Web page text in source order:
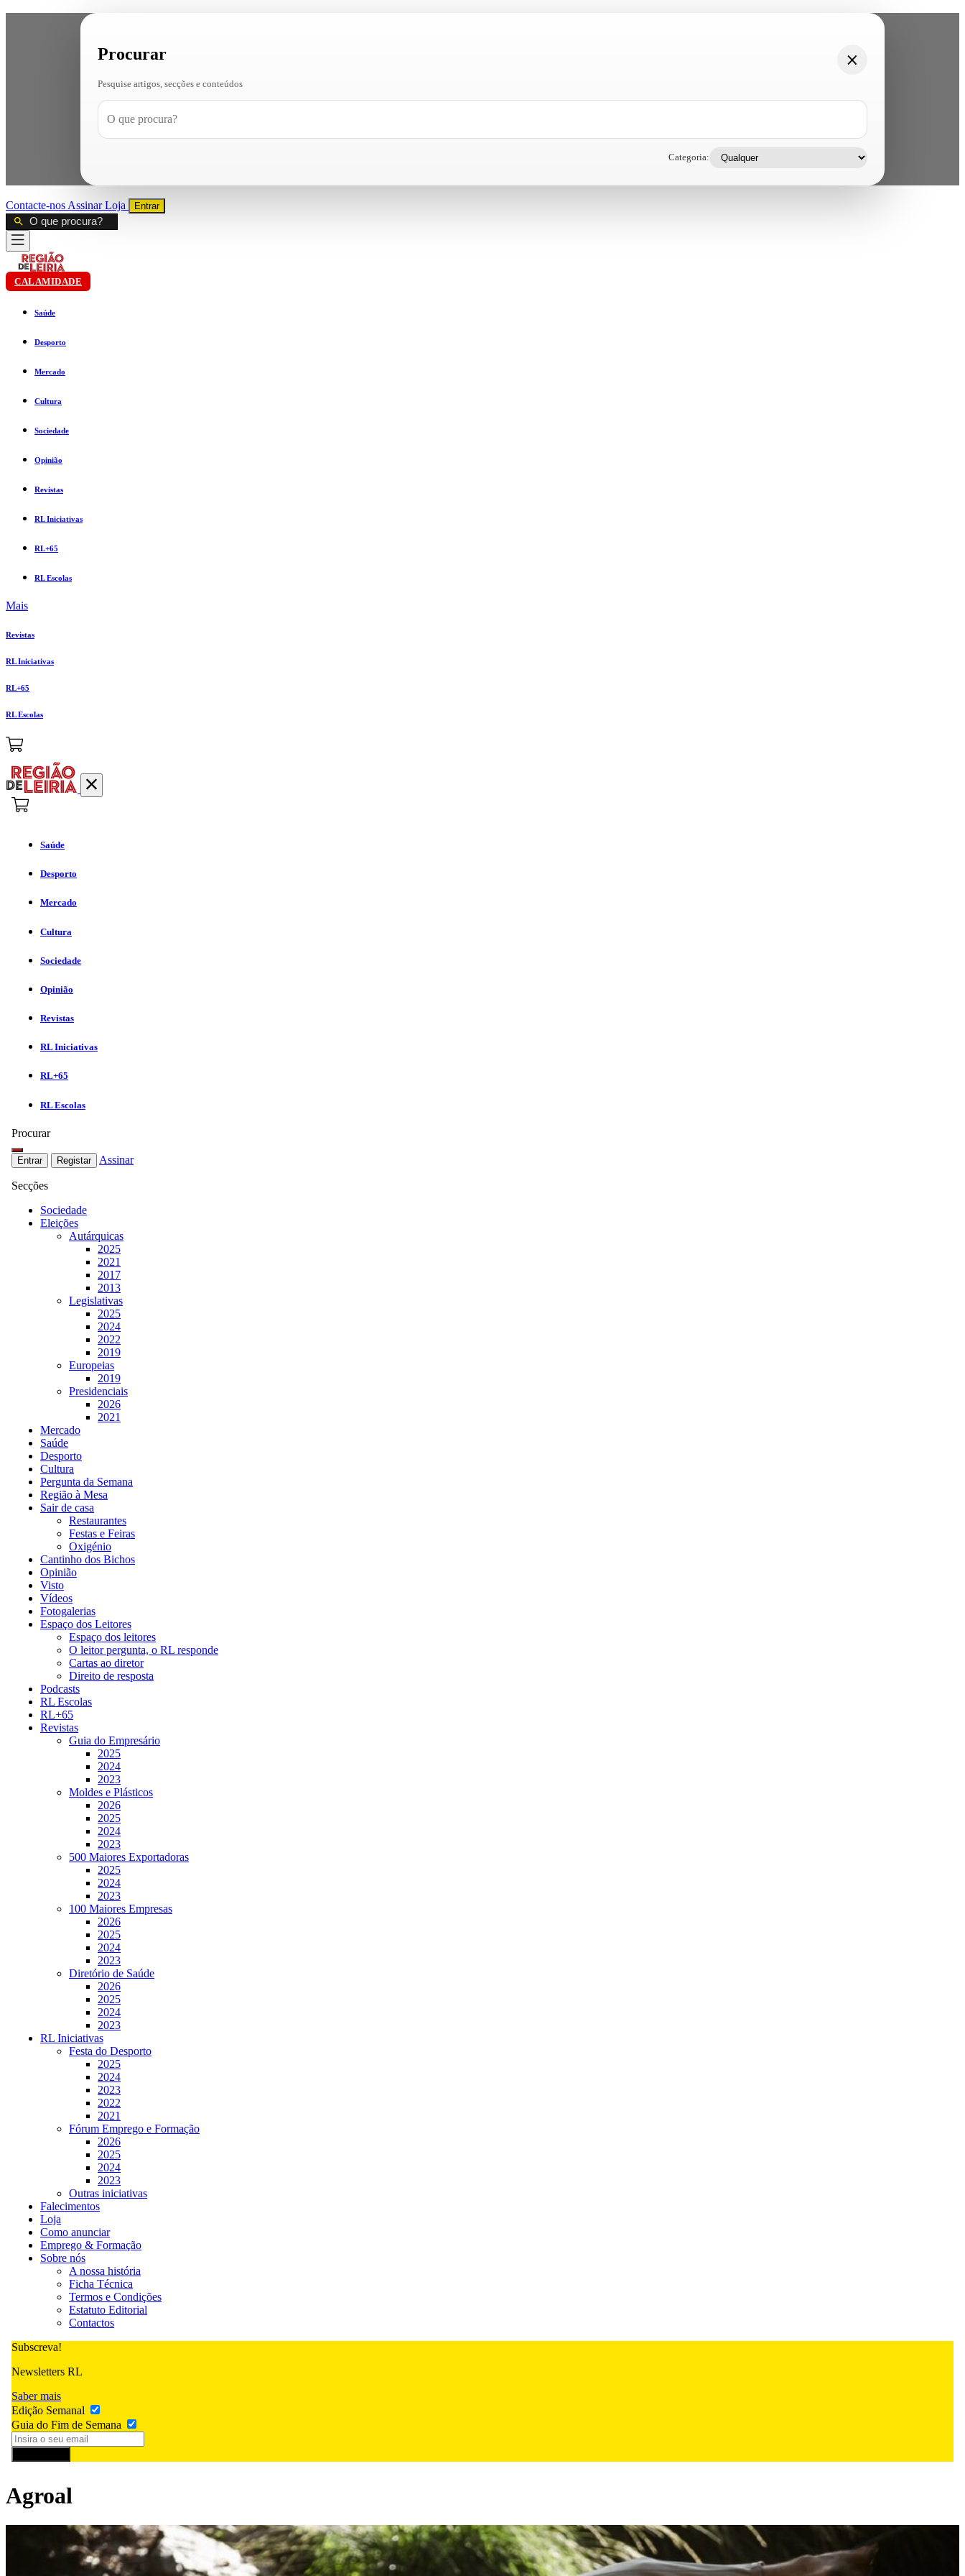
Procurar
Pesquise artigos, secções e conteúdos
Categoria:
Contacte-nos AssinarLoja Entrar
CALAMIDADE
Saúde
Desporto
Mercado
Cultura
Sociedade
Opinião
Revistas
RL Iniciativas
RL+65
RL Escolas
Mais
Revistas
RL Iniciativas
RL+65
RL Escolas
Saúde
Desporto
Mercado
Cultura
Sociedade
Opinião
Revistas
RL Iniciativas
RL+65
RL Escolas
Procurar
Entrar Registar Assinar
Secções
Sociedade
Eleições
Autárquicas
2025
2021
2017
2013
Legislativas
2025
2024
2022
2019
Europeias
2019
Presidenciais
2026
2021
Mercado
Saúde
Desporto
Cultura
Pergunta da Semana
Região à Mesa
Sair de casa
Restaurantes
Festas e Feiras
Oxigénio
Cantinho dos Bichos
Opinião
Visto
Vídeos
Fotogalerias
Espaço dos Leitores
Espaço dos leitores
O leitor pergunta, o RL responde
Cartas ao diretor
Direito de resposta
Podcasts
RL Escolas
RL+65
Revistas
Guia do Empresário
2025
2024
2023
Moldes e Plásticos
2026
2025
2024
2023
500 Maiores Exportadoras
2025
2024
2023
100 Maiores Empresas
2026
2025
2024
2023
Diretório de Saúde
2026
2025
2024
2023
RL Iniciativas
Festa do Desporto
2025
2024
2023
2022
2021
Fórum Emprego e Formação
2026
2025
2024
2023
Outras iniciativas
Falecimentos
Loja
Como anunciar
Emprego & Formação
Sobre nós
A nossa história
Ficha Técnica
Termos e Condições
Estatuto Editorial
Contactos
Subscreva!
Newsletters RL
Saber mais
Edição Semanal
Guia do Fim de Semana
Agroal